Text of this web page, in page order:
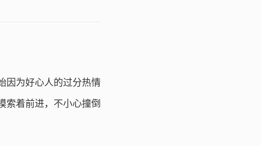
因为好心人的过分热情
索着前进，不小心撞倒